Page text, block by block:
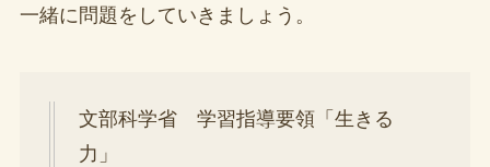
一緒に問題をしていきましょう。
文部科学省 学習指導要領「生きる
力」